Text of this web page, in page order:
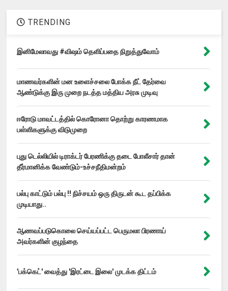
TRENDING
இனிமேலாவது #விஷம் தெளிப்பதை நிறுத்துவோம்
மாணவர்களின் மன உளைச்சலை போக்க நீட் தேர்வை
ஆண்டுக்கு இரு முறை நடத்த மத்திய அரசு முடிவு
ஈரோடு மாவட்டத்தில் கொரோனா தொற்று காரணமாக
பள்ளிகளுக்கு விடுமுறை
புது டெல்லியில் டிராக்டர் பேரணிக்கு தடை போலீசார் தான்
தீர்மானிக்க வேண்டும்-உச்சநீதிமன்றம்
பல்பு காட்டும் பல்பு !! நிச்சயம் ஒரு திருடன் கூட தப்பிக்க
முடியாது..
ஆணவப்படுகொலை செய்யப்பட்ட பெருமலா பிரணாய்
அவர்களின் குழந்தை
'பக்கெட்' வைத்து 'இரட்டை இலை' முடக்க திட்டம்